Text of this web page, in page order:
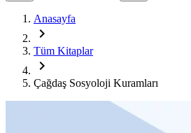
Anasayfa
chevron_right
Tüm Kitaplar
chevron_right
Çağdaş Sosyoloji Kuramları